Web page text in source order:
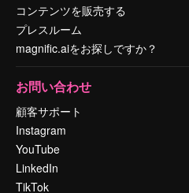
コンテンツを販売する
プレスルーム
magnific.aiをお探しですか？
お問い合わせ
顧客サポート
Instagram
YouTube
LinkedIn
TikTok